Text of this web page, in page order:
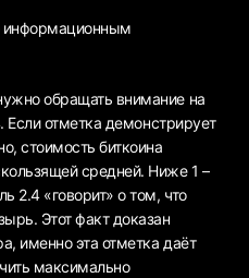
информационным
обращать внимание на
Если отметка демонстрирует
стоимость биткоина
средней. Ниже 1 –
2.4 «говорит» о том, что
Этот факт доказан
именно эта отметка даёт
максимально